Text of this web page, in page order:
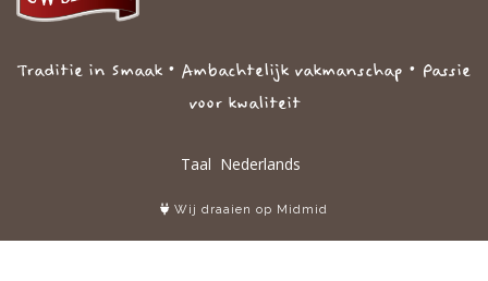
Traditie in Smaak • Ambachtelijk vakmanschap • Passie
voor kwaliteit
Taal
Wij draaien op Midmid